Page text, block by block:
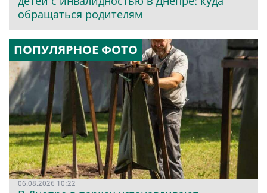
обращаться родителям
ПОПУЛЯРНОЕ ФОТО
06.08.2026 10:22